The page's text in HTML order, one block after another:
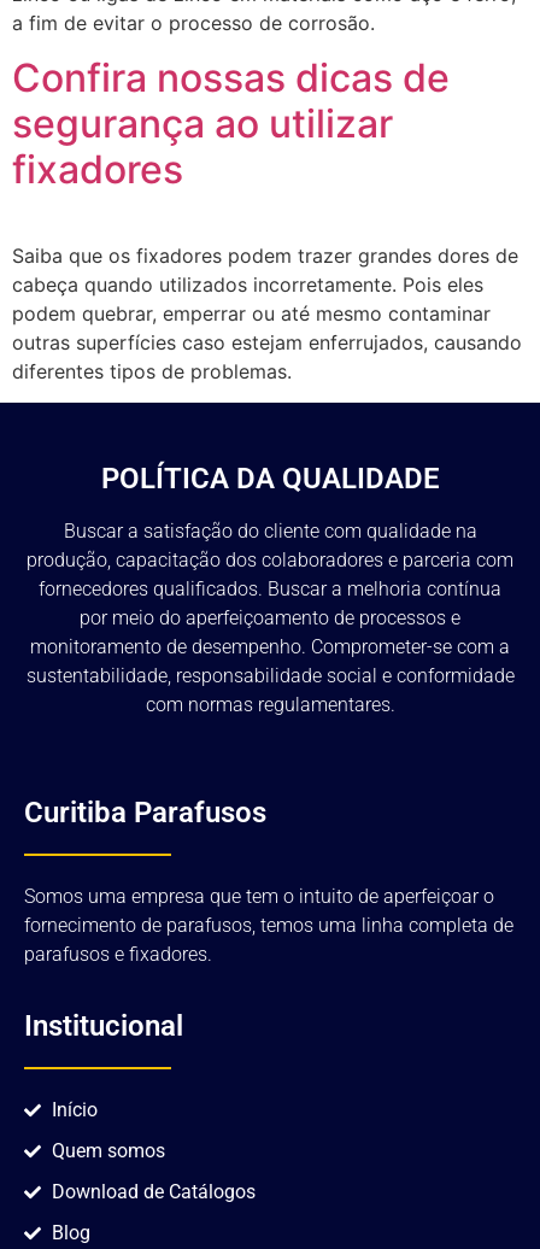
a fim de evitar o processo de corrosão.
Confira nossas dicas de
segurança ao utilizar
fixadores
Saiba que os fixadores podem trazer grandes dores de
cabeça quando utilizados incorretamente. Pois eles
podem quebrar, emperrar ou até mesmo contaminar
outras superfícies caso estejam enferrujados, causando
diferentes tipos de problemas.
POLÍTICA DA QUALIDADE
Buscar a satisfação do cliente com qualidade na
produção, capacitação dos colaboradores e parceria com
fornecedores qualificados. Buscar a melhoria contínua
por meio do aperfeiçoamento de processos e
monitoramento de desempenho. Comprometer-se com a
sustentabilidade, responsabilidade social e conformidade
com normas regulamentares.
Curitiba Parafusos
Somos uma empresa que tem o intuito de aperfeiçoar o
fornecimento de parafusos, temos uma linha completa de
parafusos e fixadores.
Institucional
Início
Quem somos
Download de Catálogos
Blog